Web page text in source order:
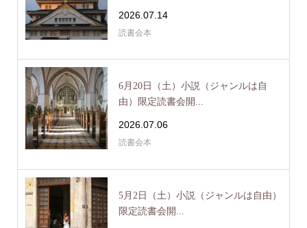
2026.07.14
読書会本
6月20日（土）小説（ジャンルは自
由）限定読書会開...
2026.07.06
読書会本
5月2日（土）小説（ジャンルは自由）
限定読書会開...